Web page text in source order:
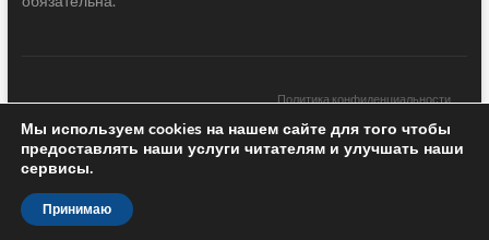
Политика конфиденциальности
Новости Грузии| Black Sea Press LTD © 2020 All Rights Reserved /
Design & development —
Мы используем cookies на нашем сайте для того чтобы
предоставлять наши услуги читателям и улучшать наши
сервисы.
Принимаю